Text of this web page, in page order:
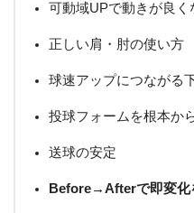
可動域UPで動きが良く
正しい肩・肘の使い方
球速アップにつながる
投球フォームを根本か
送球の安定
Before→Afterで即変化